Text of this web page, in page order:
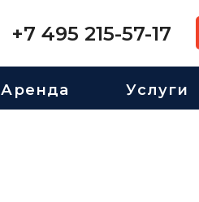
+7 495 215-57-17
Аренда Услуги